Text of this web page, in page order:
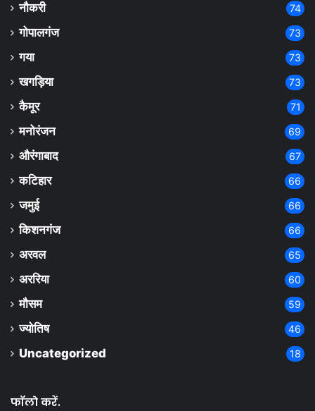
नौकरी 74
गोपालगंज 73
गया 73
खगड़िया 73
कैमूर 71
मनोरंजन 69
औरंगाबाद 67
कटिहार 66
जमुई 66
किशनगंज 66
अरवल 65
अररिया 60
मौसम 59
ज्योतिष 46
Uncategorized 18
फॉलो करें.